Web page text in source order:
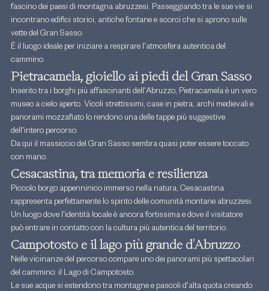
fascino dei paesi di montagna abruzzesi. Passeggiando tra le sue vie si
incontrano edifici storici, antiche fontane e scorci che si aprono sulle
vette del Gran Sasso.
È il luogo ideale per iniziare a respirare l'atmosfera autentica del
cammino.
Pietracamela, gioiello ai piedi del Gran Sasso
Inserito tra i borghi più affascinanti dell'Abruzzo, Pietracamela è un vero
museo a cielo aperto. Vicoli strettissimi, case in pietra, archi medievali e
panorami mozzafiato lo rendono una delle tappe più suggestive
dell'intero percorso.
Da qui il massiccio del Gran Sasso sembra quasi poter essere toccato
con mano.
Cesacastina, tra memoria e resilienza
Piccolo borgo appenninico immerso nella natura, Cesacastina
rappresenta perfettamente lo spirito delle comunità montane abruzzesi.
Un luogo dove l'identità locale è ancora fortissima e dove il visitatore
può entrare in contatto con la cultura più autentica del territorio.
Campotosto e il lago più grande d'Abruzzo
Nelle vicinanze del percorso compare uno dei panorami più spettacolari
del cammino: il Lago di Campotosto.
Le sue acque si estendono tra montagne e pascoli d'alta quota creando